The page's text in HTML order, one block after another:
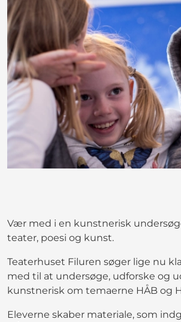
Vær med i en kunstnerisk
teater, poesi og kunst.
Teaterhuset Filuren søger lige nu
med til at undersøge, udforske og
kunstnerisk om temaerne HÅB og
Eleverne skaber materiale, som